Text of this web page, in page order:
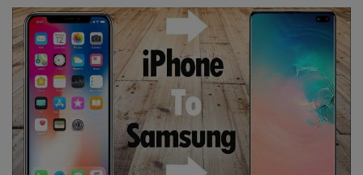
Перенос плейлистов
НОВИНКА
Переносите музыкальные
плейлисты с одного потокового
сервиса на другой.